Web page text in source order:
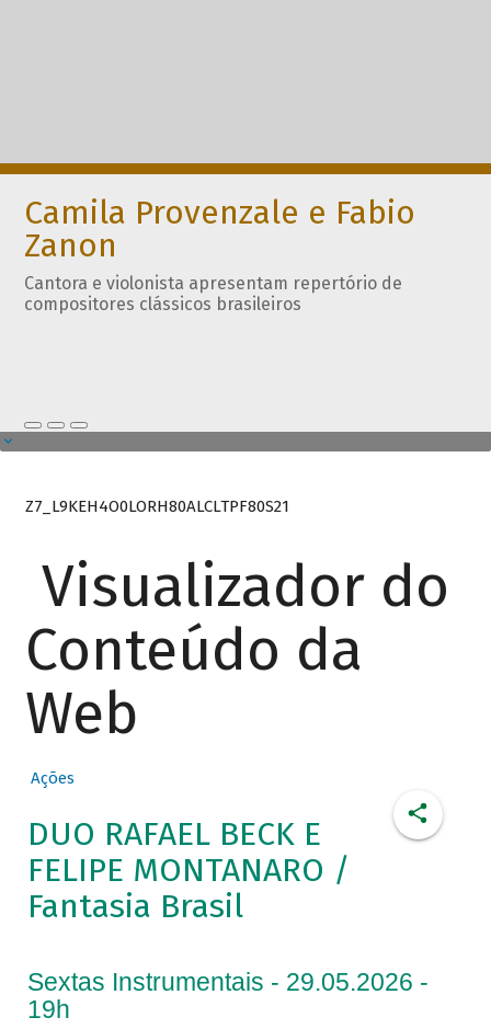
Camila Provenzale e Fabio
Zanon
Cantora e violonista apresentam repertório de
compositores clássicos brasileiros
Z7_L9KEH4O0LORH80ALCLTPF80S21
Visualizador do
Conteúdo da
Web
Ações
DUO RAFAEL BECK E
FELIPE MONTANARO /
Fantasia Brasil
Sextas Instrumentais - 29.05.2026 -
19h